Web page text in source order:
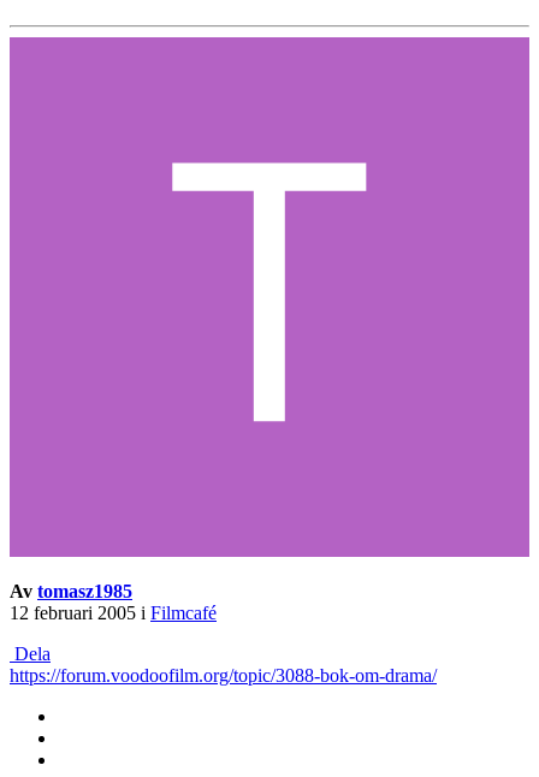
Av tomasz1985
12 februari 2005 i Filmcafé
Dela
https://forum.voodoofilm.org/topic/3088-bok-om-drama/